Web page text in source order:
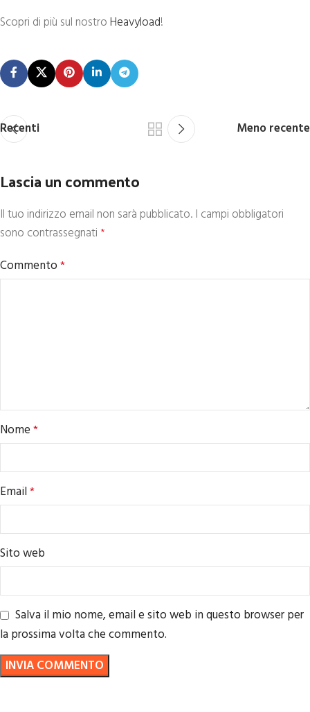
Scopri di più sul nostroHeavyload!
Recenti Meno recente
Lascia un commento
Il tuo indirizzo email non sarà pubblicato. I campi obbligatori
sono contrassegnati*
Commento*
Nome*
Email*
Sito web
Salva il mio nome, email e sito web in questo browser per
la prossima volta che commento.